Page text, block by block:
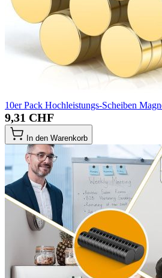
10er Pack Hochleistungs-Scheiben
9,31 CHF
In den Warenkorb